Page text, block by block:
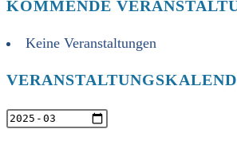
KOMMENDE
Keine Veranstaltungen